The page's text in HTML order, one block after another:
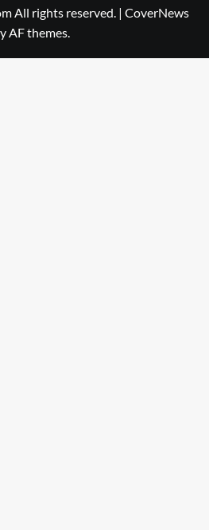
All rights reserved. | CoverNews
AF themes.